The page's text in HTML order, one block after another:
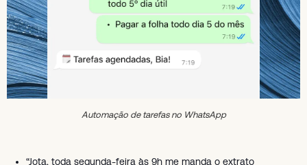
Automação de tarefas no WhatsApp
“Jota, toda segunda-feira às 9h me manda o extrato